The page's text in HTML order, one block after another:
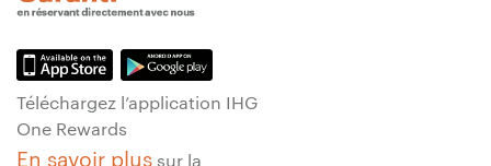
Téléchargez l’application IHG
One Rewards
En savoir plus sur la